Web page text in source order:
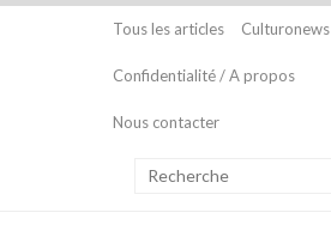
Tous les articles Culturonews
Confidentialité / A propos
Nous contacter